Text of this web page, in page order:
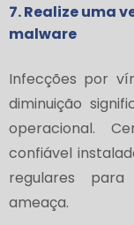
7. Realize uma
malware
Infecções por
diminuição
operacional.
confiável
regulares
ameaça.